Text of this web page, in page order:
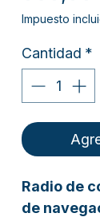
Impuesto
Cantidad *
Radio de
de